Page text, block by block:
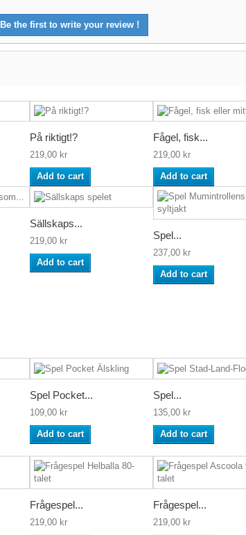
Be the first to write your review !
På riktigt!?
219,00 kr
Add to cart
Fågel, fisk...
219,00 kr
Add to cart
Sällskaps...
219,00 kr
Add to cart
Spel...
237,00 kr
Add to cart
Spel Pocket...
109,00 kr
Add to cart
Spel...
135,00 kr
Add to cart
Frågespel...
219,00 kr
Frågespel...
219,00 kr